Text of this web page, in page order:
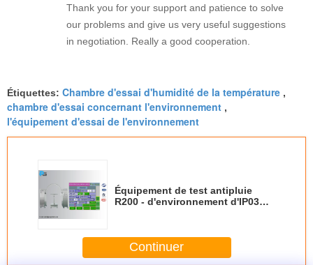
Thank you for your support and patience to solve
our problems and give us very useful suggestions
in negotiation. Really a good cooperation.
Étiquettes: Chambre d'essai d'humidité de la température ,
chambre d'essai concernant l'environnement ,
l'équipement d'essai de l'environnement
Équipement de test antipluie
R200 - d'environnement d'IP03
Continuer